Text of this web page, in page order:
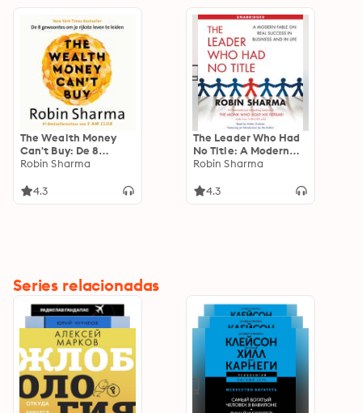
The Wealth Money
Can't Buy: De 8
gewoontes om je
Robin Sharma
4.3
The Leader Who Had
No Title: A Modern
Fable on Real Success
Robin Sharma
4.3
Series relacionadas